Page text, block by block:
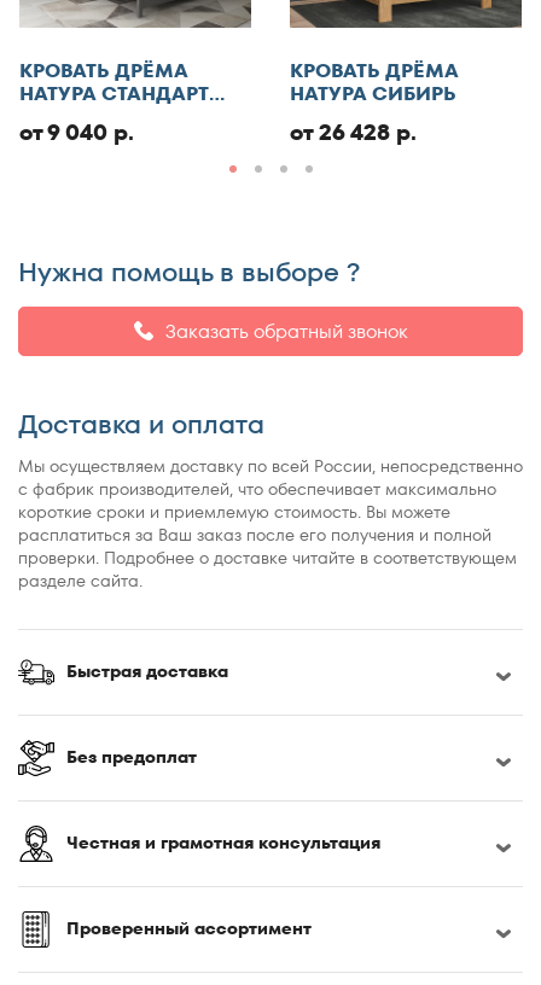
Отменить
Добавить отзыв
КРОВАТЬ ДРЁМА
НАТУРА СТАНДАРТ
от 9 040 р.
КРОВАТЬ ДРЁМА
НАТУРА СИБИРЬ
от 26 428 р.
Нужна помощь в выборе ?
Заказать обратный звонок
Доставка и оплата
Мы осуществляем доставку по всей России, непосредственно
с фабрик производителей, что обеспечивает максимально
короткие сроки и приемлемую стоимость. Вы можете
расплатиться за Ваш заказ после его получения и полной
проверки. Подробнее о доставке читайте в соответствующем
разделе сайта.
Быстрая доставка
Без предоплат
Честная и грамотная консультация
Проверенный ассортимент